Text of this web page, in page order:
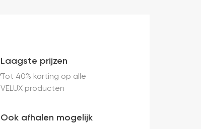
Laagste prijzen
Tot 40% korting op alle
VELUX producten
Ook afhalen mogelijk